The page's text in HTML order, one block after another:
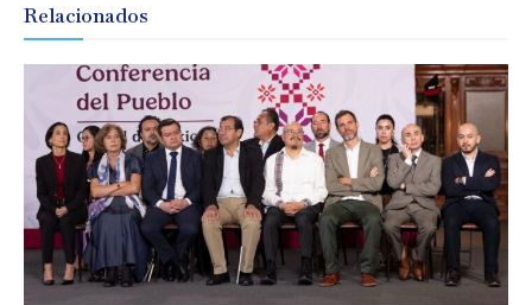
Relacionados